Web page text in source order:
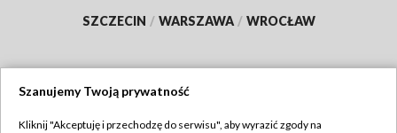
SZCZECIN / WARSZAWA / WROCŁAW
Szanujemy Twoją prywatność
Kliknij "Akceptuję i przechodzę do serwisu", aby wyrazić zgody na